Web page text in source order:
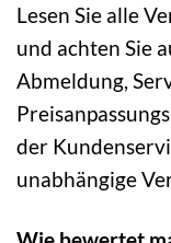
Lesen Sie alle
und achten Sie
Abmeldung,
der
unabhängige